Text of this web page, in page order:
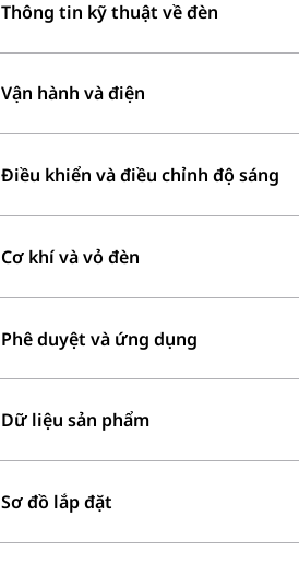
Thông tin kỹ thuật về đèn
Vận hành và điện
Điều khiển và điều chỉnh độ sáng
Cơ khí và vỏ đèn
Phê duyệt và ứng dụng
Dữ liệu sản phẩm
Sơ đồ lắp đặt